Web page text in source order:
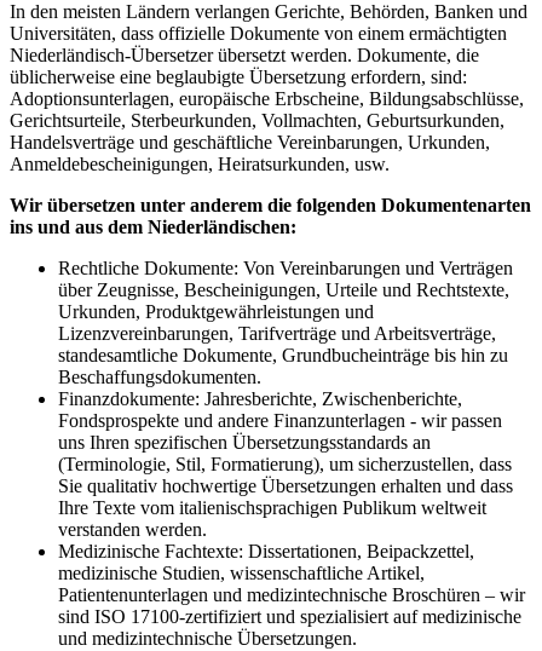
In den meisten Ländern verlangen Gerichte, Behörden, Banken und
Universitäten, dass offizielle Dokumente von einem ermächtigten
Niederländisch-Übersetzer übersetzt werden. Dokumente, die
üblicherweise eine beglaubigte Übersetzung erfordern, sind:
Adoptionsunterlagen, europäische Erbscheine, Bildungsabschlüsse,
Gerichtsurteile, Sterbeurkunden, Vollmachten, Geburtsurkunden,
Handelsverträge und geschäftliche Vereinbarungen, Urkunden,
Anmeldebescheinigungen, Heiratsurkunden, usw.
Wir übersetzen unter anderem die folgenden Dokumentenarten
ins und aus dem Niederländischen:
Rechtliche Dokumente: Von Vereinbarungen und Verträgen
über Zeugnisse, Bescheinigungen, Urteile und Rechtstexte,
Urkunden, Produktgewährleistungen und
Lizenzvereinbarungen, Tarifverträge und Arbeitsverträge,
standesamtliche Dokumente, Grundbucheinträge bis hin zu
Beschaffungsdokumenten.
Finanzdokumente: Jahresberichte, Zwischenberichte,
Fondsprospekte und andere Finanzunterlagen - wir passen
uns Ihren spezifischen Übersetzungsstandards an
(Terminologie, Stil, Formatierung), um sicherzustellen, dass
Sie qualitativ hochwertige Übersetzungen erhalten und dass
Ihre Texte vom italienischsprachigen Publikum weltweit
verstanden werden.
Medizinische Fachtexte: Dissertationen, Beipackzettel,
medizinische Studien, wissenschaftliche Artikel,
Patientenunterlagen und medizintechnische Broschüren – wir
sind ISO 17100-zertifiziert und spezialisiert auf medizinische
und medizintechnische Übersetzungen.